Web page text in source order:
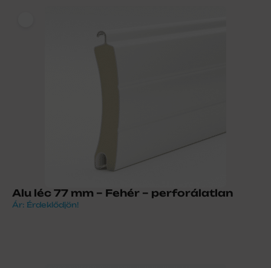
Alu léc 77 mm – Fehér – perforálatlan
Ár: Érdeklődjön!